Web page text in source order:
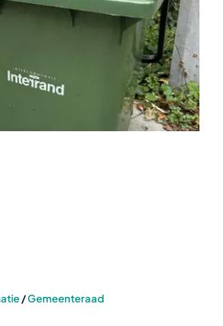
/Gemeenteraad